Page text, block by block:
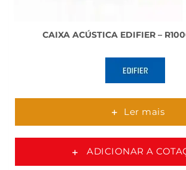
CAIXA ACÚSTICA EDIFIER –
Ler mais
ADICIONAR A